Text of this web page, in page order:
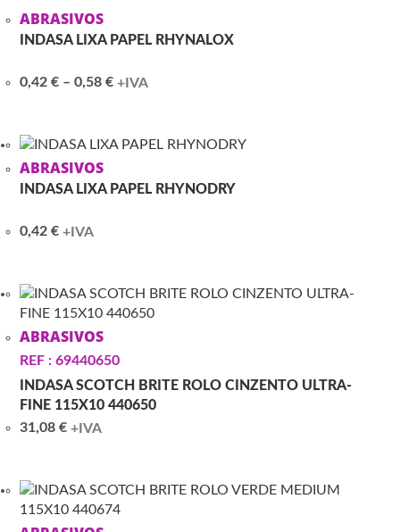
ABRASIVOS
INDASA LIXA PAPEL RHYNALOX
0,42€ – 0,58€Price
through
+IVA
ABRASIVOS
INDASA LIXA PAPEL RHYNODRY
0,42€ +IVA
ABRASIVOS
REF : 69440650
INDASA SCOTCH BRITE ROLO CINZENTO ULTRA-
FINE 115X10 440650
31,08€ +IVA